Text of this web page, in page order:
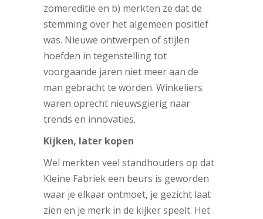
zomereditie en b) merkten ze dat de
stemming over het algemeen positief
was. Nieuwe ontwerpen of stijlen
hoefden in tegenstelling tot
voorgaande jaren niet meer aan de
man gebracht te worden. Winkeliers
waren oprecht nieuwsgierig naar
trends en innovaties.
Kijken, later kopen
Wel merkten veel standhouders op dat
Kleine Fabriek een beurs is geworden
waar je elkaar ontmoet, je gezicht laat
zien en je merk in de kijker speelt. Het